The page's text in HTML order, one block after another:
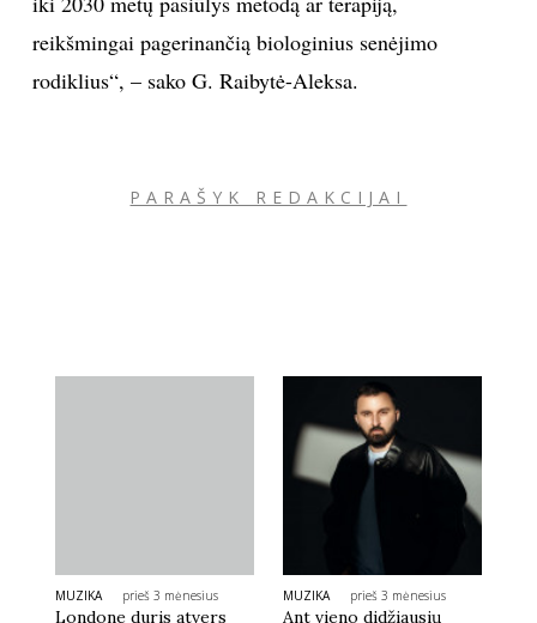
reikšmingai pagerinančią biologinius senėjimo
rodiklius“, – sako G. Raibytė-Aleksa.
PARAŠYK REDAKCIJAI
MUZIKA prieš 3 mėnesius
Londone duris atvers
MUZIKA prieš 3 mėnesius
Ant vieno didžiausių